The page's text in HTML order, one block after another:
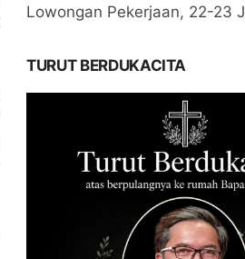
Lowongan Pekerjaan, 22-23
TURUT BERDUKACITA